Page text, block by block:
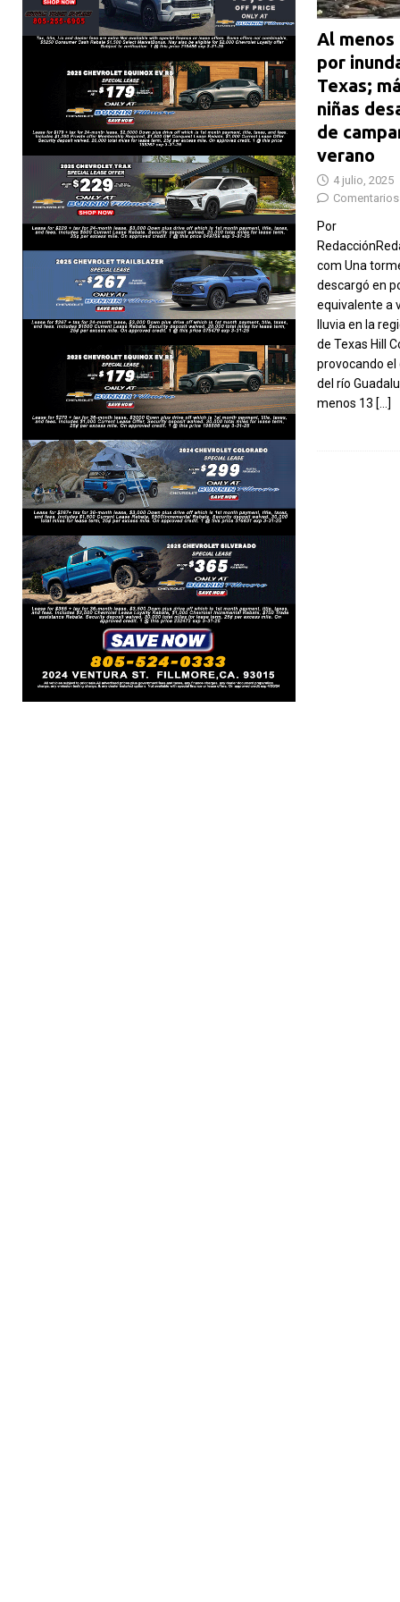
Al menos
por
Texas;
niñas
de
verano
4 julio, 2025
Por
com Una
descargó en
equivalente a
lluvia en la
de Texas Hill
provocando
del río
menos 13 […]